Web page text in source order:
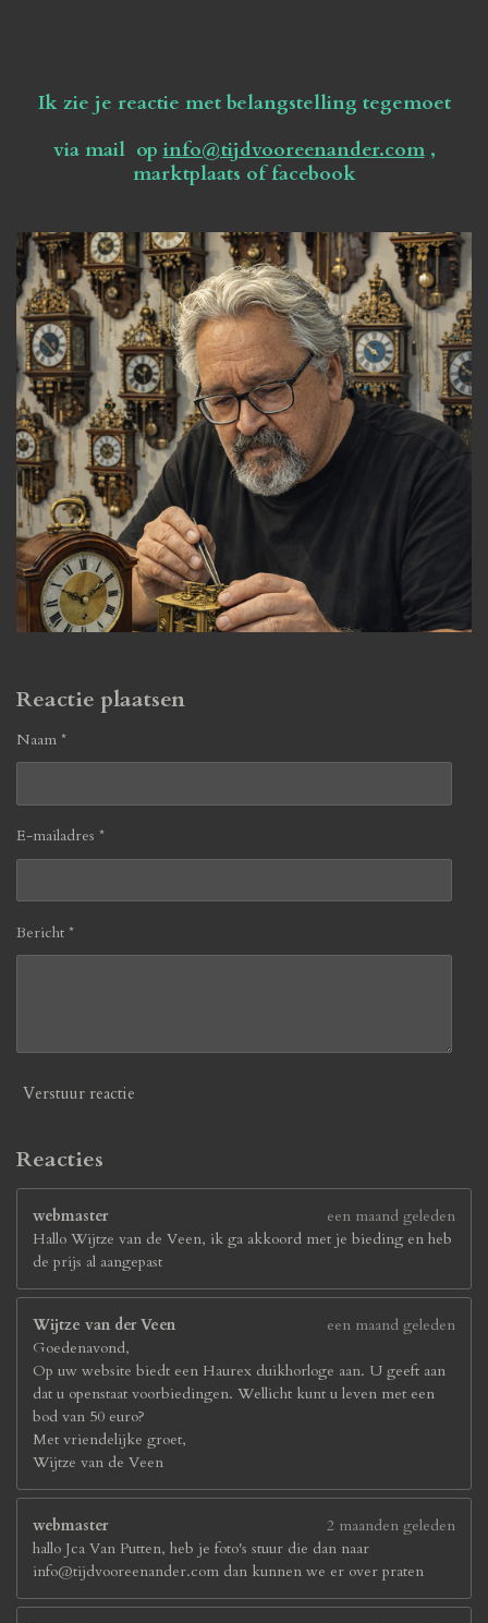
Ik zie je reactie met belangstelling tegemoet
via mail opinfo@tijdvooreenander.com,
marktplaats of facebook
Reactie plaatsen
Naam *
E-mailadres *
Bericht *
Verstuur reactie
Reacties
webmaster
een maand geleden
Hallo Wijtze van de Veen, ik ga akkoord met je bieding en heb
de prijs al aangepast
Wijtze van der Veen
een maand geleden
Goedenavond,
Op uw website biedt een Haurex duikhorloge aan. U geeft aan
dat u openstaat voorbiedingen. Wellicht kunt u leven met een
bod van 50 euro?
Met vriendelijke groet,
Wijtze van de Veen
webmaster
2 maanden geleden
hallo Jca Van Putten, heb je foto's stuur die dan naar
info@tijdvooreenander.com dan kunnen we er over praten